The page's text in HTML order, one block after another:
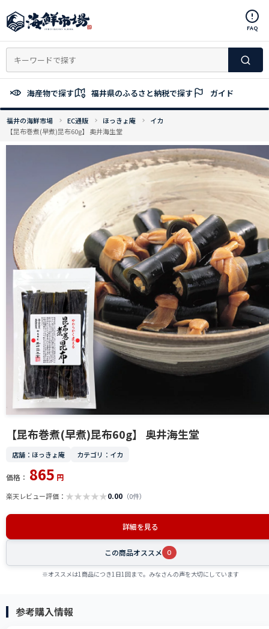
ン
ン
へ
ッ
FAQ
海産物で探す 福井県のふるさと納税で探す ガイド
福井の海鮮市場 EC通販 ほっきょ庵
イカ
【昆布巻煮(早煮)昆布60g】 奥井海生堂
【昆布巻煮(早煮)昆布60g】 奥井海生堂
店舗：ほっきょ庵 カテゴリ：イカ
価格： 865 円
楽天レビュー評価： ★★★★★0.00 （0件）
詳細を見る
この商品オススメ 0
※オススメは1商品につき1日1回まで。みなさんの声を大切にしています
参考購入情報